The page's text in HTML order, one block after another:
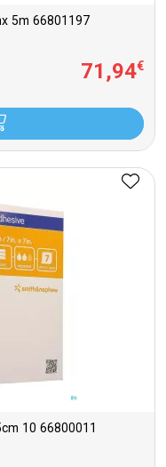
5m 66801197
71,94€
10 66800011